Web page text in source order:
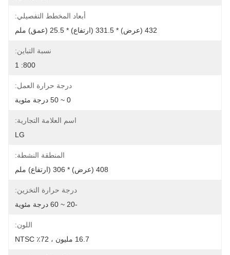
أبعاد المخطط التفصيلي:
432 (عرض) * 331.5 (ارتفاع) * 25.5 (عمق) ملم
نسبة التباين:
800: 1
درجة حرارة العمل:
0 ~ 50 درجة مئوية
اسم العلامة التجارية:
LG
المنطقة النشطة:
408 (عرض) * 306 (ارتفاع) ملم
درجة حرارة التخزين:
-20 ~ 60 درجة مئوية
اللون:
16.7 مليون ، 72٪ NTSC